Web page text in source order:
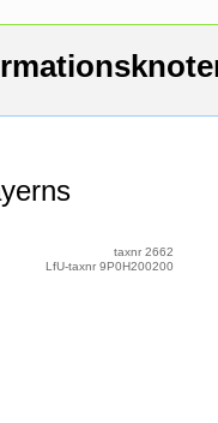
taxnr 2662
LfU-taxnr 9P0H200200